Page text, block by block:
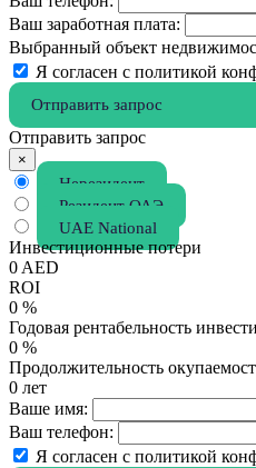
Ваш заработная плата:
Выбранный объект
Я согласен с политикой
Отправить запрос
Отправить запрос
×
Нерезидент
Резидент ОАЭ
UAE National
Инвестиционные потери
0 AED
ROI
0 %
Годовая рентабельность
0 %
Продолжительность
0 лет
Ваше имя:
Ваш телефон:
Я согласен с политикой